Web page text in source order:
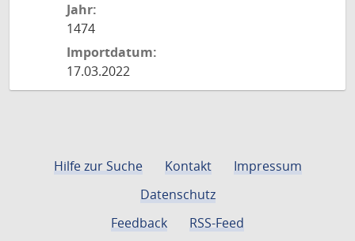
Jahr:
1474
Importdatum:
17.03.2022
Hilfe zur Suche Kontakt
Impressum
Datenschutz
Feedback
RSS-Feed